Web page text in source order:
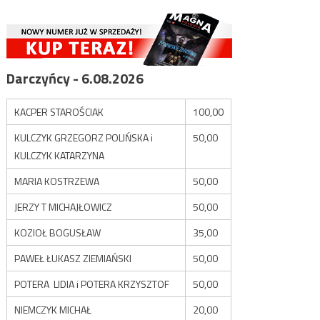
Darczyńcy - 6.08.2026
KACPER STAROŚCIAK
100,00
KULCZYK GRZEGORZ POLIŃSKA i
KULCZYK KATARZYNA
50,00
MARIA KOSTRZEWA
50,00
JERZY T MICHAJŁOWICZ
50,00
KOZIOŁ BOGUSŁAW
35,00
PAWEŁ ŁUKASZ ZIEMIAŃSKI
50,00
POTERA LIDIA i POTERA KRZYSZTOF
50,00
NIEMCZYK MICHAŁ
20,00